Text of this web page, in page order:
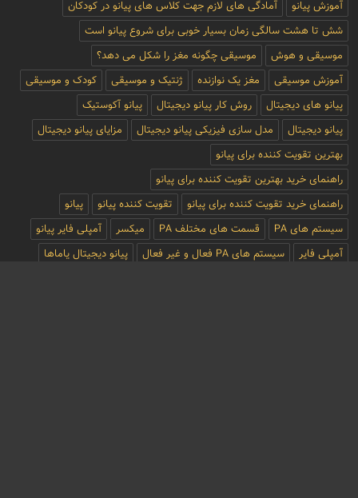
آموزش پیانو
آمادگی های لازم جهت کلاس های پیانو در کودکان
شش تا هشت سالگی زمان بسیار خوبی برای شروع پیانو است
موسیقی و هوش
موسیقی چگونه مغز را شکل می دهد؟
آموزش موسیقی
مغز یک نوازنده ژنتیک و موسیقی
کودک و موسیقی
پیانو های دیجیتال
روش کار پیانو دیجیتال
پیانو آکوستیک
پیانو دیجیتال
مدل سازی فیزیکی پیانو دیجیتال
مزایای پیانو دیجیتال
بهترین تقویت کننده برای پیانو
راهنمای خرید بهترین تقویت کننده برای پیانو
راهنمای خرید تقویت کننده برای پیانو
تقویت کننده پیانو
پیانو
سیستم های PA
قسمت های مختلف PA میکسر
آمپلی فایر پیانو
آمپلی فایر
سیستم های PA فعال و غیر فعال
پیانو دیجیتال یاماها